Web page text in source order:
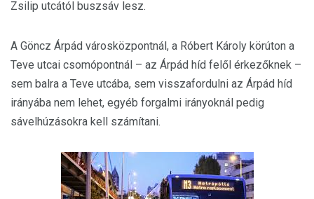
Zsilip utcától buszsáv lesz.
A Göncz Árpád városközpontnál, a Róbert Károly körúton a
Teve utcai csomópontnál – az Árpád híd felől érkezőknek –
sem balra a Teve utcába, sem visszafordulni az Árpád híd
irányába nem lehet, egyéb forgalmi irányoknál pedig
sávelhúzásokra kell számítani.